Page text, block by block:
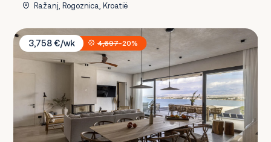
Ražanj, Rogoznica, Kroatië
Villa Aura
3,758 €/wk
4,697-20%